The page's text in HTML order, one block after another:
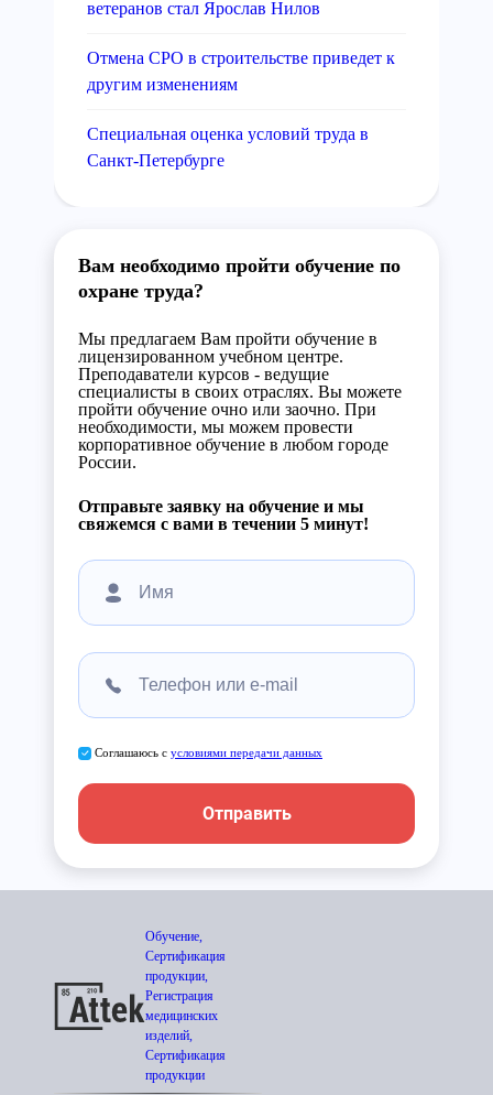
ветеранов стал Ярослав Нилов
Отмена СРО в строительстве приведет к
другим изменениям
Специальная оценка условий труда в
Санкт-Петербурге
Вам необходимо пройти обучение по
охране труда?
Мы предлагаем Вам пройти обучение в
лицензированном учебном центре.
Преподаватели курсов - ведущие
специалисты в своих отраслях. Вы можете
пройти обучение очно или заочно. При
необходимости, мы можем провести
корпоративное обучение в любом городе
России.
Отправьте заявку на обучение и мы
свяжемся с вами в течении 5 минут!
Соглашаюсь с условиями передачи данных
Отправить
Обучение,
Сертификация
продукции,
Регистрация
медицинских
изделий,
Сертификация
продукции